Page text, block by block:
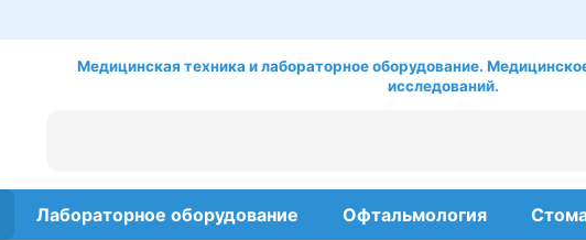
Медицинская техника и лабораторное оборудование.
исследований.
Лабораторное оборудование Офтальмология